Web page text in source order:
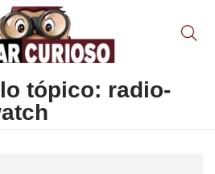
tópico: radio-